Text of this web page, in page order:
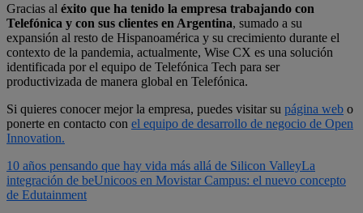
Gracias al éxito que ha tenido la empresa trabajando con
Telefónica y con sus clientes en Argentina, sumado a su
expansión al resto de Hispanoamérica y su crecimiento durante el
contexto de la pandemia, actualmente, Wise CX es una solución
identificada por el equipo de Telefónica Tech para ser
productivizada de manera global en Telefónica.
Si quieres conocer mejor la empresa, puedes visitar su página web o
ponerte en contacto con el equipo de desarrollo de negocio de Open
Innovation.
10 años pensando que hay vida más allá de Silicon ValleyLa
integración de beUnicoos en Movistar Campus: el nuevo concepto
de Edutainment